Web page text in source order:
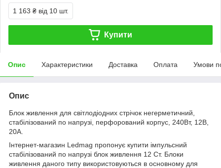
1 163 ₴ від 10 шт.
Купити
Опис Характеристики Доставка Оплата Умови
Опис
Блок живлення для світлодіодних стрічок негерметичний,
стабілізований по напрузі, перфорований корпус, 240Вт, 12В,
20А.
Інтернет-магазин Ledmag пропонує купити імпульсний
стабілізований по напрузі блок живлення 12 Ст. Блоки
живлення даного типу використовуються в основному для